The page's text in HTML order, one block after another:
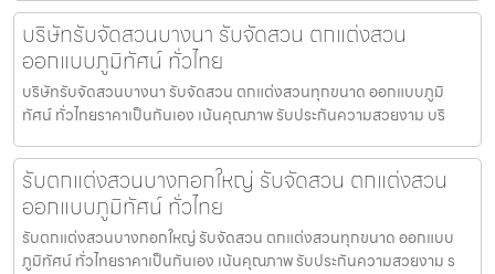
บริษัทรับจัดสวนบางนา รับจัดสวน ตกแต่งสวน
ออกแบบภูมิทัศน์ ทั่วไทย
บริษัทรับจัดสวนบางนา รับจัดสวน ตกแต่งสวนทุกขนาด ออกแบบภูมิ
ทัศน์ ทั่วไทยราคาเป็นกันเอง เน้นคุณภาพ รับประกันความสวยงาม บริ
รับตกแต่งสวนบางกอกใหญ่ รับจัดสวน ตกแต่งสวน
ออกแบบภูมิทัศน์ ทั่วไทย
รับตกแต่งสวนบางกอกใหญ่ รับจัดสวน ตกแต่งสวนทุกขนาด ออกแบบ
ภูมิทัศน์ ทั่วไทยราคาเป็นกันเอง เน้นคุณภาพ รับประกันความสวยงาม ร